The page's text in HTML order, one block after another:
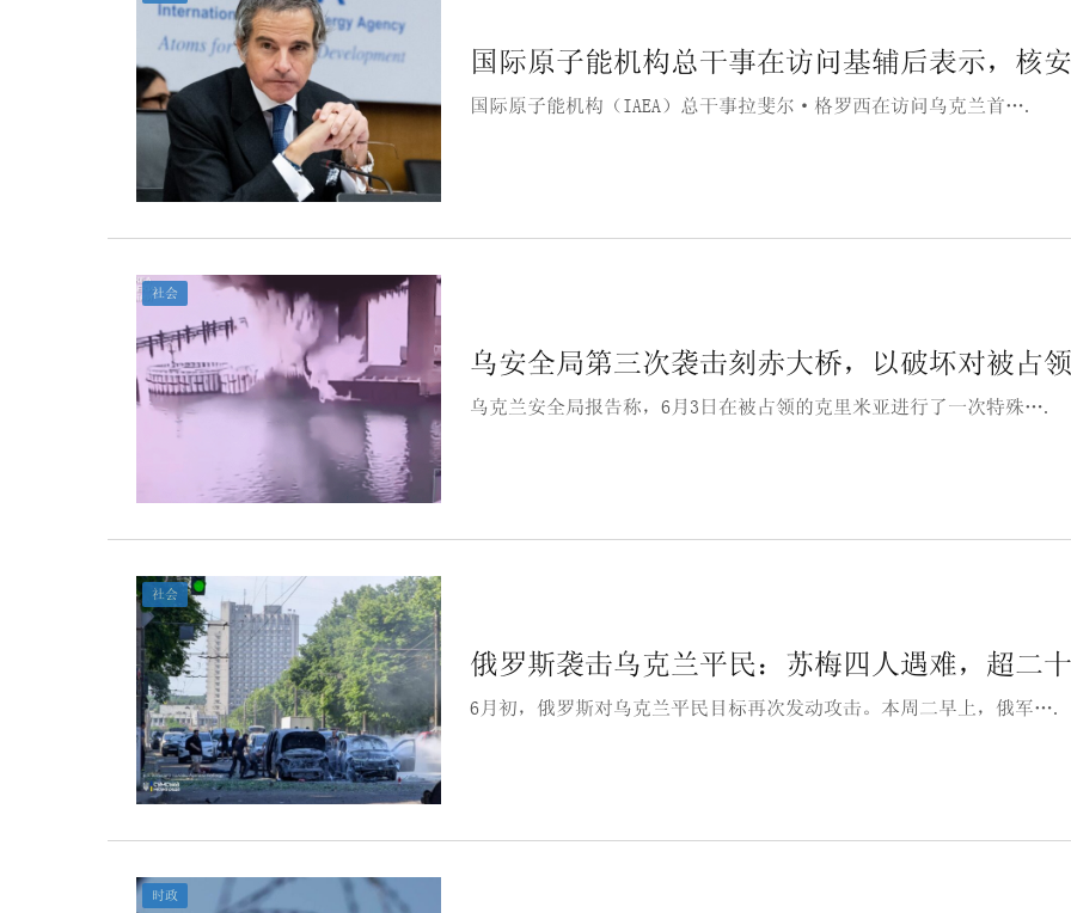
国际原子能机构总干事在访问基辅后表示，核
国际原子能机构（IAEA）总干事拉斐尔·格罗西在访问乌克兰首….
社会
乌安全局第三次袭击刻赤大桥，以破坏对被占
乌克兰安全局报告称，6月3日在被占领的克里米亚进行了一次特殊….
社会
俄罗斯袭击乌克兰平民：苏梅四人遇难，超二
6月初，俄罗斯对乌克兰平民目标再次发动攻击。本周二早上，俄军….
时政